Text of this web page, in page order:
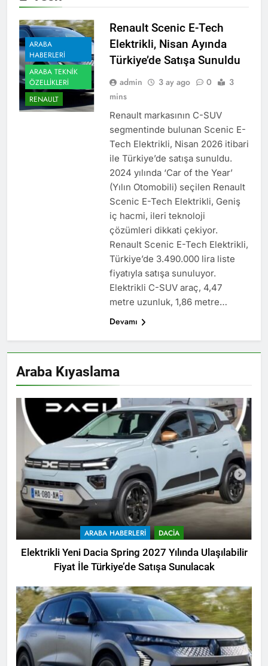
Araba Kıyaslama
ARABA HABERLERI DACIA
Elektrikli Yeni Dacia Spring 2027 Yılında Ulaşılabilir
Fiyat İle Türkiye’de Satışa Sunulacak
ARABA
HABERLERI
ARABA TEKNIK
ÖZELLIKLERI
RENAULT
Renault Scenic E-Tech
Elektrikli, Nisan Ayında
Türkiye’de Satışa Sunuldu
admin 3 ay ago 0
3
mins
Renault markasının C-SUV
segmentinde bulunan Scenic E-
Tech Elektrikli, Nisan 2026 itibari
ile Türkiye’de satışa sunuldu.
2024 yılında ‘Car of the Year’
(Yılın Otomobili) seçilen Renault
Scenic E-Tech Elektrikli, Geniş
iç hacmi, ileri teknoloji
çözümleri dikkati çekiyor.
Renault Scenic E-Tech Elektrikli,
Türkiye’de 3.490.000 lira liste
fiyatıyla satışa sunuluyor.
Elektrikli C-SUV araç, 4,47
metre uzunluk, 1,86 metre…
Devamı